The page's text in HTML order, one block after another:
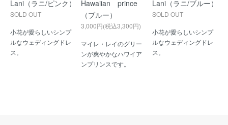
Lani（ラニ/ピンク）
SOLD OUT
小花が愛らしいシンプ
ルなウェディングドレ
ス。
Hawaiian prince
（ブルー）
3,000円(税込3,300円)
マイレ・レイのグリー
ンが爽やかなハワイア
ンプリンスです。
Lani（ラニ/ブルー）
SOLD OUT
小花が愛らしいシンプ
ルなウェディングドレ
ス。